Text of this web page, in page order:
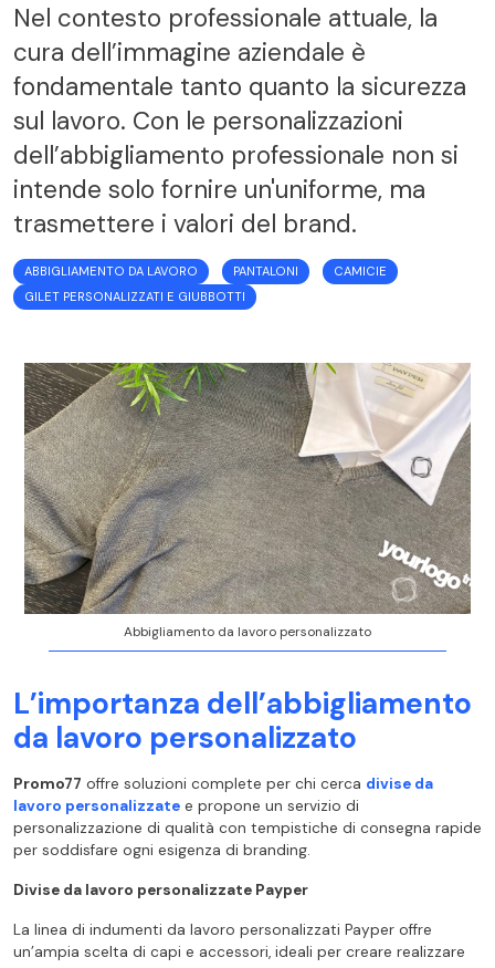
Nel contesto professionale attuale, la
cura dell’immagine aziendale è
fondamentale tanto quanto la sicurezza
sul lavoro. Con le personalizzazioni
dell’abbigliamento professionale non si
intende solo fornire un'uniforme, ma
trasmettere i valori del brand.
ABBIGLIAMENTO DA LAVORO PANTALONI
CAMICIE
GILET PERSONALIZZATI E GIUBBOTTI
Abbigliamento da lavoro personalizzato
L’importanza dell’abbigliamento
da lavoro personalizzato
Promo77 offre soluzioni complete per chi cerca divise da
lavoro personalizzate e propone un servizio di
personalizzazione di qualità con tempistiche di consegna rapide
per soddisfare ogni esigenza di branding.
Divise da lavoro personalizzate Payper
La linea di indumenti da lavoro personalizzati Payper offre
un’ampia scelta di capi e accessori, ideali per creare realizzare